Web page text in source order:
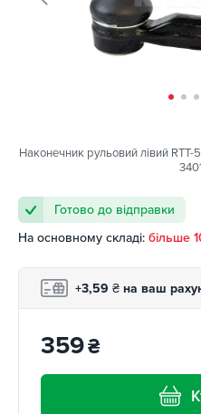
Наконечник рульовий лівий RTT-
Готово до відправки
На основному складі: більше
+3,59 ₴ на ваш
359₴